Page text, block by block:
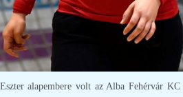
alapembere volt az Alba Fehérvár